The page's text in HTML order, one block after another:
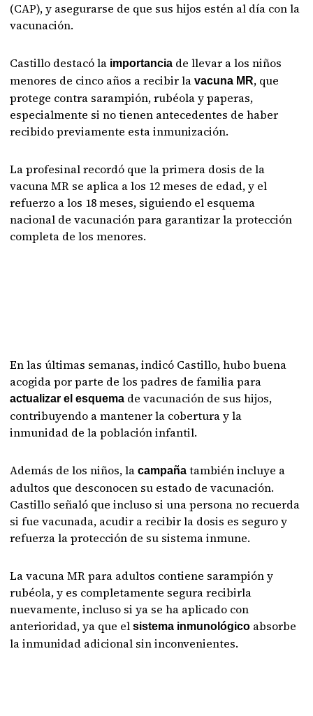
(CAP), y asegurarse de que sus hijos estén al día con la
vacunación.
Castillo destacó la importancia de llevar a los niños
menores de cinco años a recibir lavacuna MR, que
protege contra sarampión, rubéola y paperas,
especialmente si no tienen antecedentes de haber
recibido previamente esta inmunización.
La profesinal recordó que la primera dosis de la
vacuna MR se aplica a los 12 meses de edad, y el
refuerzo a los 18 meses, siguiendo el esquema
nacional de vacunación para garantizar la protección
completa de los menores.
En las últimas semanas, indicó Castillo, hubo buena
acogida por parte de los padres de familia para
actualizar el esquema de vacunación de sus hijos,
contribuyendo a mantener la cobertura y la
inmunidad de la población infantil.
Además de los niños, lacampaña también incluye a
adultos que desconocen su estado de vacunación.
Castillo señaló que incluso si una persona no recuerda
si fue vacunada, acudir a recibir la dosis es seguro y
refuerza la protección de su sistema inmune.
La vacuna MR para adultos contiene sarampión y
rubéola, y es completamente segura recibirla
nuevamente, incluso si ya se ha aplicado con
anterioridad, ya que elsistema inmunológico absorbe
la inmunidad adicional sin inconvenientes.